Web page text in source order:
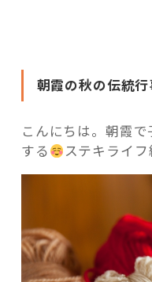
これからの
記事検索
芸
意
な
マ
ま
れ！
朝霞の秋の伝統
こんにちは。朝霞
する
ステキライ